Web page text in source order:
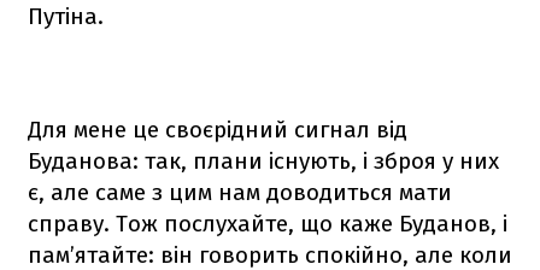
Путіна.
Для мене це своєрідний сигнал від
Буданова: так, плани існують, і зброя у них
є, але саме з цим нам доводиться мати
справу. Тож послухайте, що каже Буданов, і
пам’ятайте: він говорить спокійно, але коли